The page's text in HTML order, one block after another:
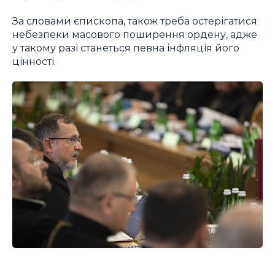
За словами єпископа, також треба остерігатися
небезпеки масового поширення ордену, адже
у такому разі станеться певна інфляція його
цінності.